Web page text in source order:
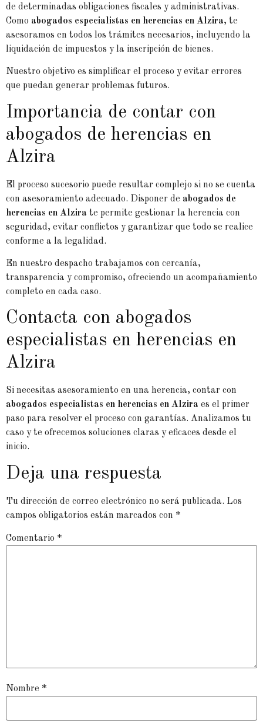
de determinadas obligaciones fiscales y administrativas.
Como abogados especialistas en herencias en Alzira, te
asesoramos en todos los trámites necesarios, incluyendo la
liquidación de impuestos y la inscripción de bienes.
Nuestro objetivo es simplificar el proceso y evitar errores
que puedan generar problemas futuros.
Importancia de contar con
abogados de herencias en
Alzira
El proceso sucesorio puede resultar complejo si no se cuenta
con asesoramiento adecuado. Disponer de abogados de
herencias en Alzira te permite gestionar la herencia con
seguridad, evitar conflictos y garantizar que todo se realice
conforme a la legalidad.
En nuestro despacho trabajamos con cercanía,
transparencia y compromiso, ofreciendo un acompañamiento
completo en cada caso.
Contacta con abogados
especialistas en herencias en
Alzira
Si necesitas asesoramiento en una herencia, contar con
abogados especialistas en herencias en Alzira es el primer
paso para resolver el proceso con garantías. Analizamos tu
caso y te ofrecemos soluciones claras y eficaces desde el
inicio.
Deja una respuesta
Tu dirección de correo electrónico no será publicada. Los
campos obligatorios están marcados con *
Comentario *
Nombre *